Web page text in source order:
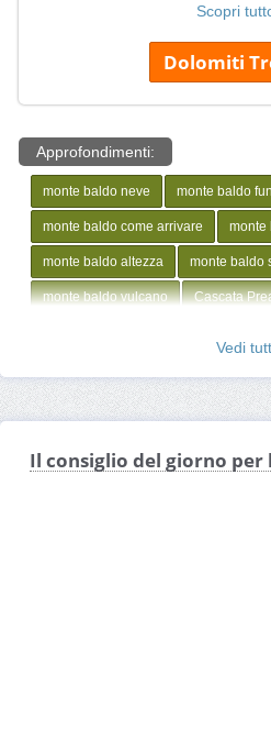
Scopri
Dolomiti
Approfondimenti:
monte baldo neve monte baldo
monte baldo come arrivare monte
monte baldo altezza monte baldo
monte baldo vulcano Cascata
Altopiano della Corna di Bes
Orto Botanico d'Italia Monte Baldo
Vedi
Il consiglio del giorno per